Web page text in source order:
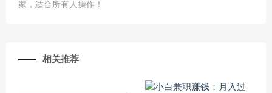
家，适合所有人操作！
相关推荐